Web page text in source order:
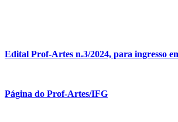
Edital Prof-Artes n.3/2024, para ingresso
Página do Prof-Artes/IFG